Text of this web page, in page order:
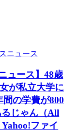
ニュース
ュース】48歳
が私立大学に
の学費が800
じゃん（All
ファイ